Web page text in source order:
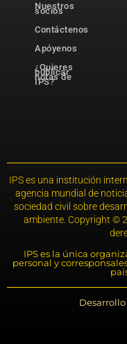
Nuestros
socios
Contáctenos
Apóyenos
¿Quieres
publicar
notas de
IPS?
IPS es una institución
agencia mundial de
sociedad civil sobre
ambiente. Copyright ©
IPS es la única
personal y